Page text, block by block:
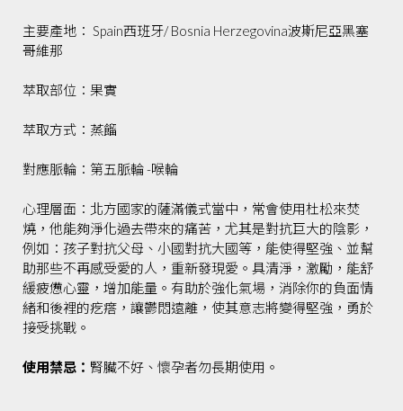
主要產地： Spain西班牙/ Bosnia Herzegovina波斯尼亞黑塞
哥維那
萃取部位：果實
萃取方式：蒸餾
對應脈輪：第五脈輪 -喉輪
心理層面：北方國家的薩滿儀式當中，常會使用杜松來焚
燒，他能夠淨化過去帶來的痛苦，尤其是對抗巨大的陰影，
例如：孩子對抗父母、小國對抗大國等，能使得堅強、並幫
助那些不再感受愛的人，重新發現愛。具清淨，激勵，能舒
緩疲憊心靈，增加能量。有助於強化氣場，消除你的負面情
緒和後裡的疙瘩，讓鬱悶遠離，使其意志將變得堅強，勇於
接受挑戰。
使用禁忌： 腎臟不好、懷孕者勿長期使用。